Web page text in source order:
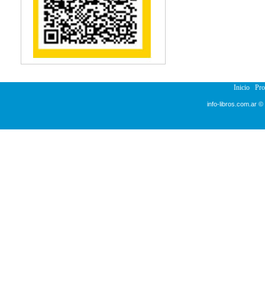
Reumatología
Salud Pública
Semiología
Terapia Ocupacional
Urología
Inicio
info-libros.com.ar